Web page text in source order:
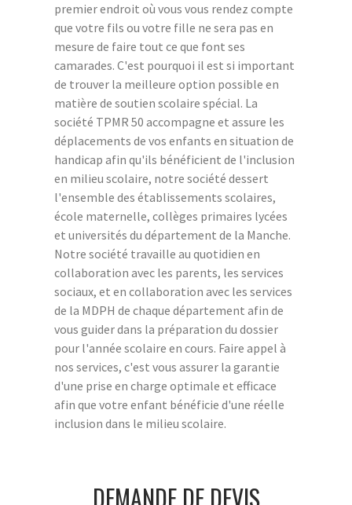
premier endroit où vous vous rendez compte
que votre fils ou votre fille ne sera pas en
mesure de faire tout ce que font ses
camarades. C'est pourquoi il est si important
de trouver la meilleure option possible en
matière de soutien scolaire spécial. La
société TPMR 50 accompagne et assure les
déplacements de vos enfants en situation de
handicap afin qu'ils bénéficient de l'inclusion
en milieu scolaire, notre société dessert
l'ensemble des établissements scolaires,
école maternelle, collèges primaires lycées
et universités du département de la Manche.
Notre société travaille au quotidien en
collaboration avec les parents, les services
sociaux, et en collaboration avec les services
de la MDPH de chaque département afin de
vous guider dans la préparation du dossier
pour l'année scolaire en cours. Faire appel à
nos services, c'est vous assurer la garantie
d'une prise en charge optimale et efficace
afin que votre enfant bénéficie d'une réelle
inclusion dans le milieu scolaire.
DEMANDE DE DEVIS